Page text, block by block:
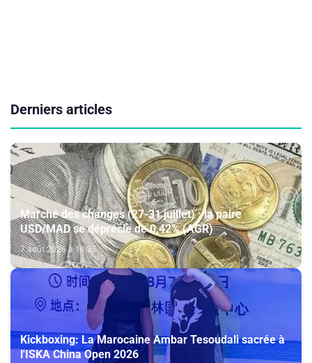
Derniers articles
Marché des changes (27-31 juillet) : la paire
USD/MAD se déprécie de 0,42% (AGR)
7 août 2026 à 18:35
Kickboxing: La Marocaine Ambar Tesoudali sacrée à
l'ISKA China Open 2026